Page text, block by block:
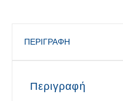
ΠΕΡΙΓΡΑΦΉ
Περιγραφή